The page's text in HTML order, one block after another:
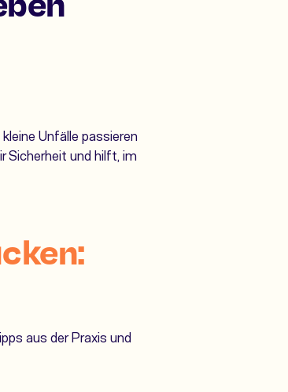
Unfälle passieren
Sicherheit und hilft, im
aus der Praxis und